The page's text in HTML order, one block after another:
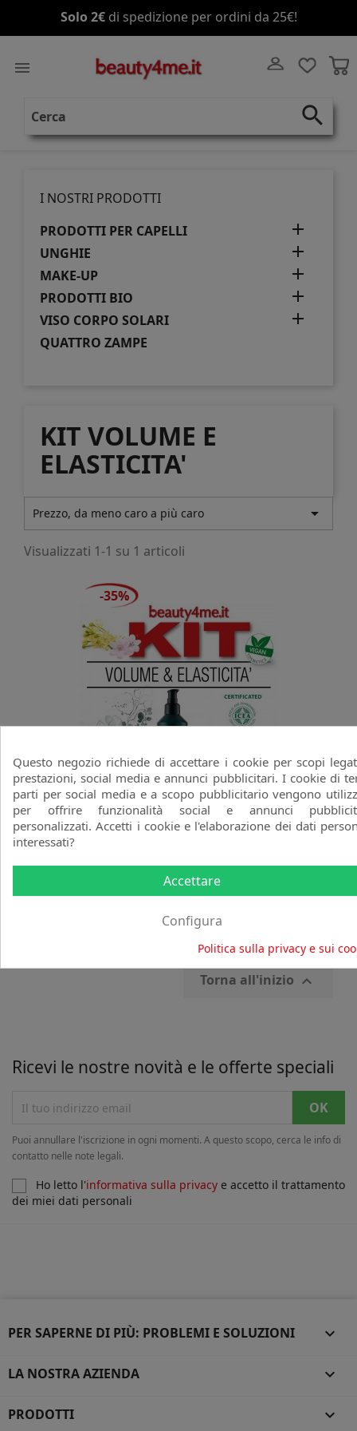
Solo 2€di spedizione per ordini da 25€!

search
I NOSTRI PRODOTTI
PRODOTTI PER CAPELLI

UNGHIE 
MAKE-UP 
PRODOTTI BIO 
VISO CORPO SOLARI 
QUATTRO ZAMPE
KIT VOLUME E
ELASTICITA'
Prezzo, da meno caro a più caro 
Visualizzati 1-1 su 1 articoli
Kit Volume & Elasticità
Prezzo
base
59,00 € Prezzo
38,35 €
-35%
favorite_border
Torna all'inizio 
Ricevi le nostre novità e le offerte speciali
Puoi annullare l'iscrizione in ogni momenti. A questo scopo, cerca le info di
contatto nelle note legali.
Ho letto l'informativa sulla privacy e accetto il trattamento
dei miei dati personali
PER SAPERNE DI PIÙ: PROBLEMI E SOLUZIONI 
LA NOSTRA AZIENDA 
PRODOTTI 
Questo negozio richiede di accettare i cookie per scopi
prestazioni, social media e annunci pubblicitari. I cookie di
parti per social media e a scopo pubblicitario vengono
per offrire funzionalità social e annunci
personalizzati. Accetti i cookie e l'elaborazione dei dati
interessati?
Accettare
Configura
Politica sulla privacy e sui